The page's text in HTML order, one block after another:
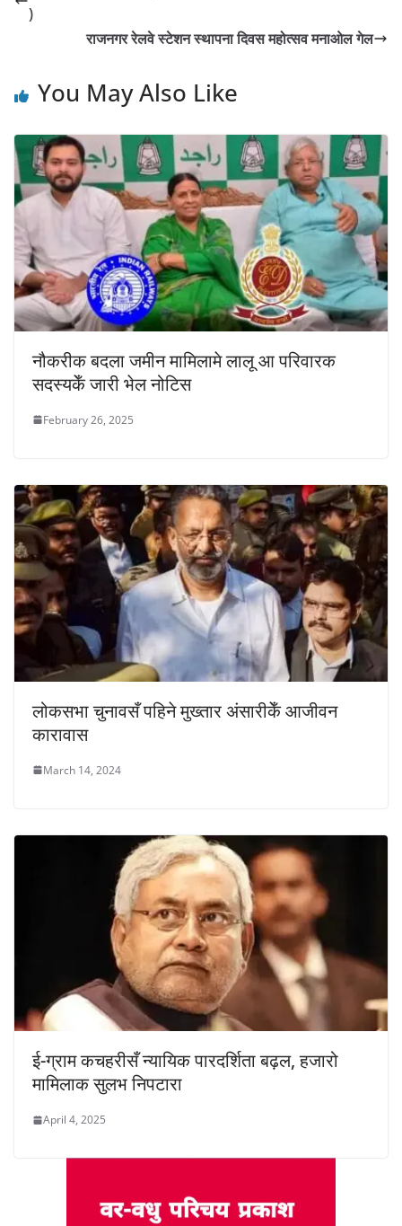
)
राजनगर रेलवे स्टेशन स्थापना दिवस महोत्सव मनाओल गेल
You May Also Like
नौकरीक बदला जमीन मामिलामे लालू आ परिवारक
सदस्यकेँ जारी भेल नोटिस
February 26, 2025
लोकसभा चुनावसँ पहिने मुख्तार अंसारीकेँ आजीवन
कारावास
March 14, 2024
ई-ग्राम कचहरीसँ न्यायिक पारदर्शिता बढ़ल, हजारो
मामिलाक सुलभ निपटारा
April 4, 2025